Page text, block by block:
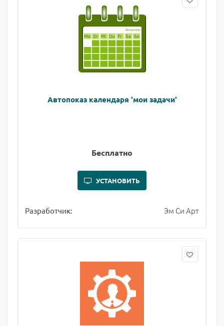
Автопоказ календаря 'мои задачи'
Бесплатно
УСТАНОВИТЬ
Разработчик: Эм Си Арт